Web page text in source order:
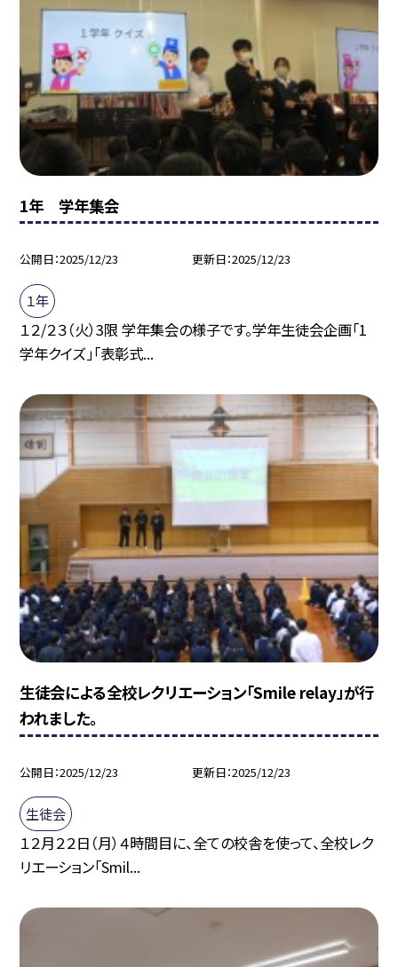
1年 学年集会
公開日 2025/12/23 更新日 2025/12/23
１年
１２/２３（火）3限 学年集会の様子です。学年生徒会企画「1
学年クイズ」「表彰式...
生徒会による全校レクリエーション「Smile relay」が行
われました。
公開日 2025/12/23 更新日 2025/12/23
生徒会
１２月２２日（月）４時間目に、全ての校舎を使って、全校レク
リエーション「Smil...